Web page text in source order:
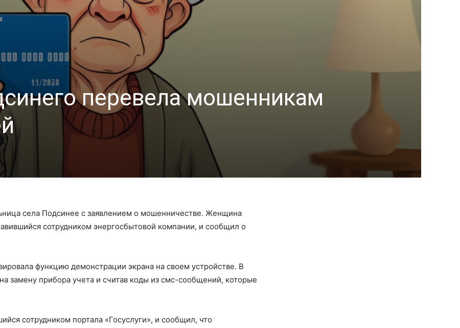
перевела мошенникам
села Подсинее с заявлением о мошенничестве. Женщина
сотрудником энергосбытовой компании, и сообщил о
функцию демонстрации экрана на своем устройстве. В
замену прибора учета и считав коды из смс-сообщений, которые
сотрудником портала «Госуслуги», и сообщил, что